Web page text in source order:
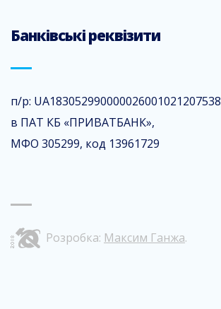
Банківські реквізити
п/р: UA183052990000026001021207538
в ПАТ КБ «ПРИВАТБАНК»,
МФО 305299, код 13961729
Розробка: Максим Ганжа.